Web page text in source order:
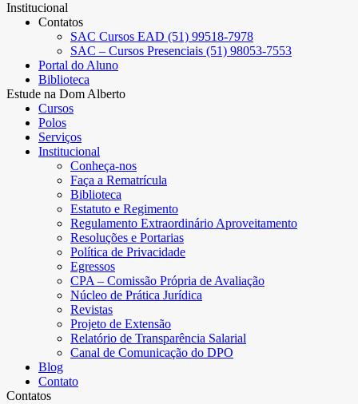
Institucional
Contatos
SAC Cursos EAD (51) 99518-7978
SAC – Cursos Presenciais (51) 98053-7553
Portal do Aluno
Biblioteca
Estude na Dom Alberto
Cursos
Polos
Serviços
Institucional
Conheça-nos
Faça a Rematrícula
Biblioteca
Estatuto e Regimento
Regulamento Extraordinário Aproveitamento
Resoluções e Portarias
Política de Privacidade
Egressos
CPA – Comissão Própria de Avaliação
Núcleo de Prática Jurídica
Revistas
Projeto de Extensão
Relatório de Transparência Salarial
Canal de Comunicação do DPO
Blog
Contato
Contatos